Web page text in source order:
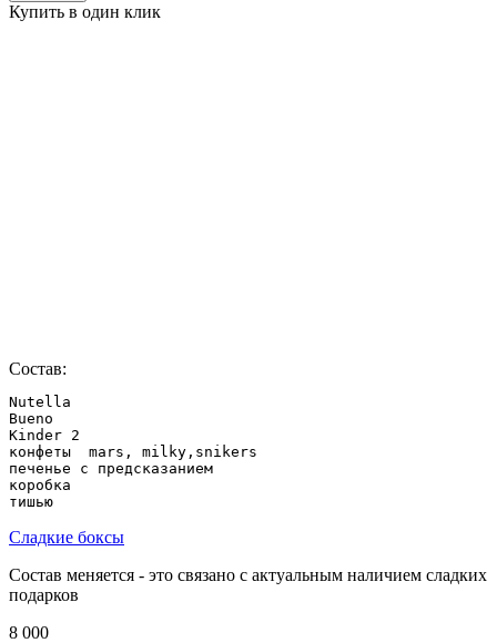
Купить в один клик
Состав:
Nutella
Bueno
Kinder 2
конфеты  mars, milky,snikers
печенье с предсказанием
коробка
Сладкие боксы
Состав меняется - это связано с актуальным наличием сладких
подарков
8 000